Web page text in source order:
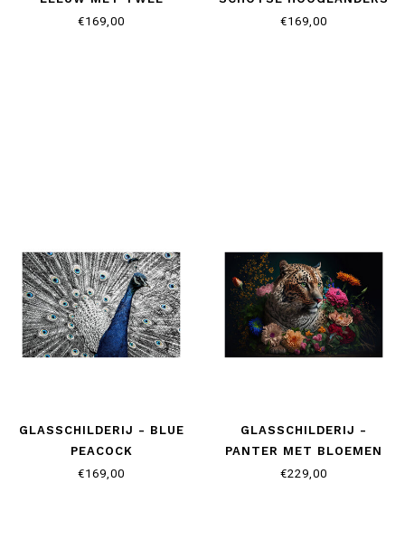
WELPEN
€169,00
€169,00
GLASSCHILDERIJ - BLUE
PEACOCK
€169,00
GLASSCHILDERIJ -
PANTER MET BLOEMEN
€229,00